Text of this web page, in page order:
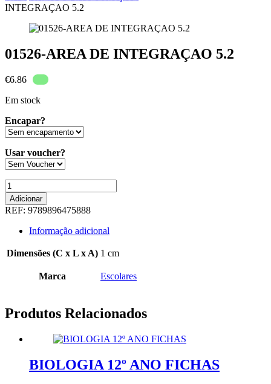
INTEGRAÇAO 5.2
01526-AREA DE INTEGRAÇAO 5.2
€6.86
Em stock
Encapar?
Usar voucher?
Quantidade
de
01526-
AREA
INTEGRAÇAO
5.2
Adicionar
REF: 9789896475888
Informação adicional
Dimensões (C x L x A) 1 cm
Marca Escolares
Produtos Relacionados
BIOLOGIA 12º ANO FICHAS